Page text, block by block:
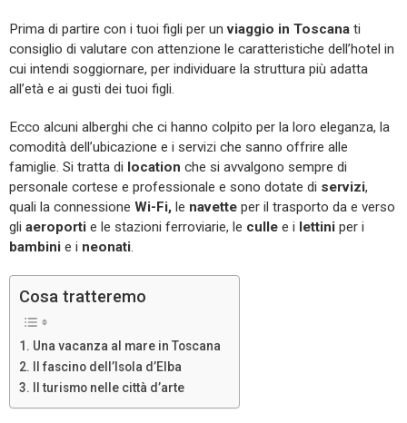
Prima di partire con i tuoi figli per unviaggio in Toscana ti
consiglio di valutare con attenzione le caratteristiche dell’hotel in
cui intendi soggiornare, per individuare la struttura più adatta
all’età e ai gusti dei tuoi figli.
Ecco alcuni alberghi che ci hanno colpito per la loro eleganza, la
comodità dell’ubicazione e i servizi che sanno offrire alle
famiglie. Si tratta di location che si avvalgono sempre di
personale cortese e professionale e sono dotate di servizi,
quali la connessione Wi-Fi, le navette per il trasporto da e verso
gli aeroporti e le stazioni ferroviarie, le culle e i lettini per i
bambini e i neonati.
Cosa tratteremo
Una vacanza al mare in Toscana
Il fascino dell’Isola d’Elba
Il turismo nelle città d’arte